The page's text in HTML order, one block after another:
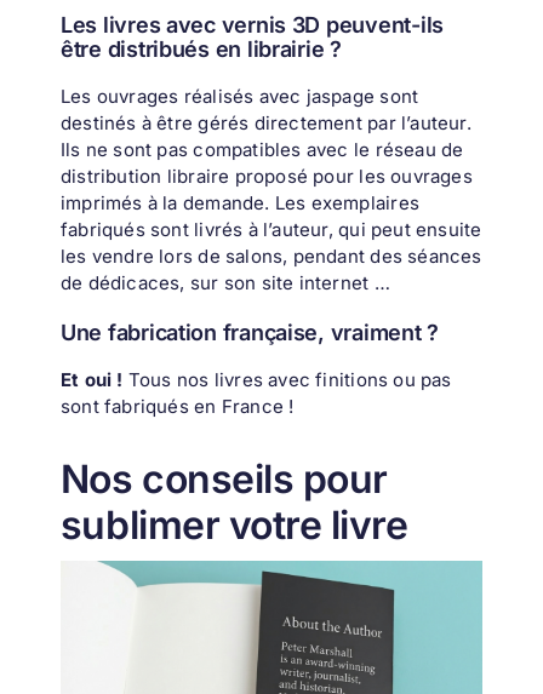
Les livres avec vernis 3D peuvent-ils
être distribués en librairie ?
Les ouvrages réalisés avec jaspage sont
destinés à être gérés directement par l’auteur.
Ils ne sont pas compatibles avec le réseau de
distribution libraire proposé pour les ouvrages
imprimés à la demande. Les exemplaires
fabriqués sont livrés à l’auteur, qui peut ensuite
les vendre lors de salons, pendant des séances
de dédicaces, sur son site internet …
Une fabrication française, vraiment ?
Et oui ! Tous nos livres avec finitions ou pas
sont fabriqués en France !
Nos conseils pour
sublimer votre livre